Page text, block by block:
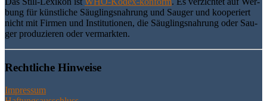
bung für künst­li­che Säug­lings­nah­rung und Sau­ger und koope­riert
nicht mit Fir­men und Insti­tu­tio­nen, die Säug­lings­nah­rung oder Sau­
ger pro­du­zie­ren oder vermarkten.
Recht­li­che Hinweise
Impressum